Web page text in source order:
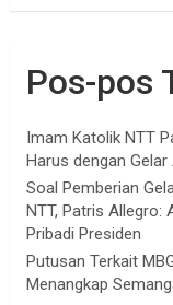
Pos-pos
Imam Katolik NTT
Harus dengan Gelar
Soal Pemberian
NTT, Patris Allegro:
Pribadi Presiden
Putusan Terkait
Menangkap